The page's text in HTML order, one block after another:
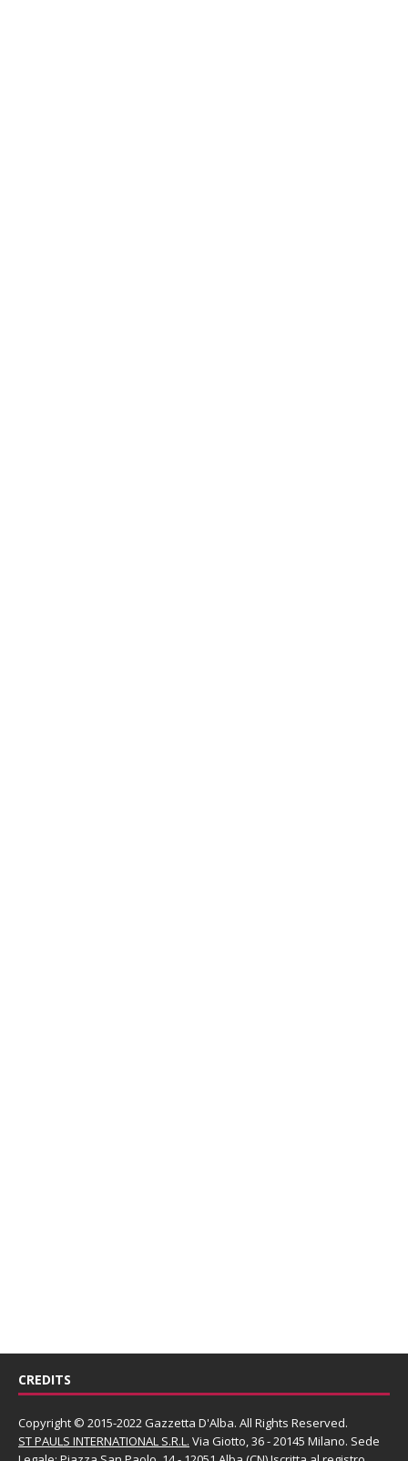
CREDITS
Copyright © 2015-2022 Gazzetta D'Alba. All Rights Reserved.
ST PAULS INTERNATIONAL S.R.L. Via Giotto, 36 - 20145 Milano. Sede